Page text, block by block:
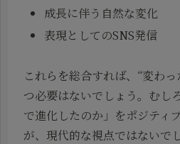
成長に伴う自然な変化
表現としてのSNS発信
これらを総合すれば、“変わ
つ必要はないでしょう。むし
で進化したのか」をポジティ
が、現代的な視点ではないで